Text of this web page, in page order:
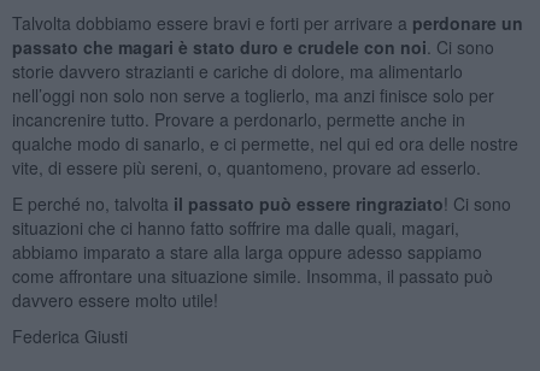
Talvolta dobbiamo essere bravi e forti per arrivare a perdonare un
passato che magari è stato duro e crudele con noi . Ci sono
storie davvero strazianti e cariche di dolore, ma alimentarlo
nell’oggi non solo non serve a toglierlo, ma anzi finisce solo per
incancrenire tutto. Provare a perdonarlo, permette anche in
qualche modo di sanarlo, e ci permette, nel qui ed ora delle nostre
vite, di essere più sereni, o, quantomeno, provare ad esserlo.
E perché no, talvolta il passato può essere ringraziato! Ci sono
situazioni che ci hanno fatto soffrire ma dalle quali, magari,
abbiamo imparato a stare alla larga oppure adesso sappiamo
come affrontare una situazione simile. Insomma, il passato può
davvero essere molto utile!
Federica Giusti